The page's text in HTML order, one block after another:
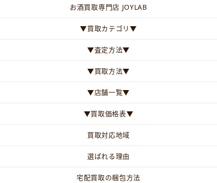
お酒買取専門店 JOYLAB
▼買取カテゴリ▼
▼査定方法▼
▼買取方法▼
▼店舗一覧▼
▼買取価格表▼
買取対応地域
選ばれる理由
宅配買取の梱包方法